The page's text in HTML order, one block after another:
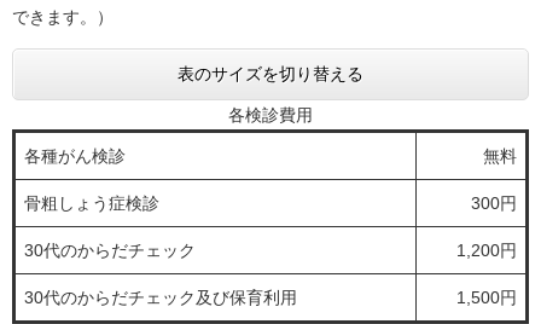
できます。）
表のサイズを切り替える
各検診費用
各種がん検診 無料
骨粗しょう症検診 300円
30代のからだチェック 1,200円
30代のからだチェック及び保育利用 1,500円